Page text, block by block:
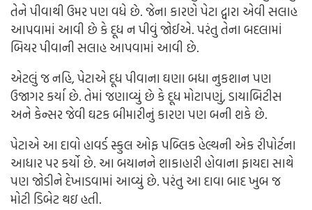
તેને પીવાથી ઉમર પણ વધે છે. જેના કારણે પેટા દ્વારા એવી સલાહ
આપવામાં આવી છે કે દૂધ ન પીવું જોઈએ. પરંતુ તેના બદલામાં
બિયર પીવાની સલાહ આપવામાં આવી છે.
એટલું જ નહિ, પેટાએ દૂધ પીવાના ઘણા બધા નુકશાન પણ
ઉજાગર કર્યા છે. તેમાં જણાવ્યું છે કે દૂધ મોટાપણું, ડાયાબિટીસ
અને કેન્સર જેવી ઘટક બીમારીનું કારણ પણ બની શકે છે.
પેટાએ આ દાવો હાવર્ડ સ્કુલ ઓફ પબ્લિક હેલ્થની એક રીપોર્ટના
આધાર પર કર્યો છે. આ બયાનને શાકાહારી હોવાના ફાયદા સાથે
પણ જોડીને દેખાડવામાં આવ્યું છે. પરંતુ આ દાવા બાદ ખુબ જ
મોટી ડિબેટ થઇ હતી.